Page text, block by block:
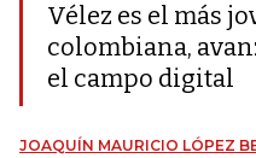
Vélez es el más
colombiana,
el campo digital
JOAQUÍN MAURICIO LÓPEZ